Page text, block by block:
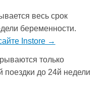
весь срок
беременности.
Instore →
только
поездки до 24й недели